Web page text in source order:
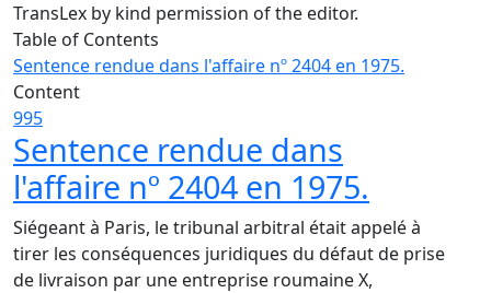
TransLex by kind permission of the editor.
Table of Contents
Sentence rendue dans l'affaire nº 2404 en 1975.
Content
995
Sentence rendue dans
l'affaire nº 2404 en 1975.
Siégeant à Paris, le tribunal arbitral était appelé à
tirer les conséquences juridiques du défaut de prise
de livraison par une entreprise roumaine X,